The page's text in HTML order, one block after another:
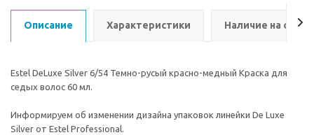
Описание Характеристики Наличие на
Estel DeLuxe Silver 6/54 Темно-русый красно-медный Краска для
седых волос 60 мл.
Информируем об изменении дизайна упаковок линейки De Luxe
Silver от Estel Professional.